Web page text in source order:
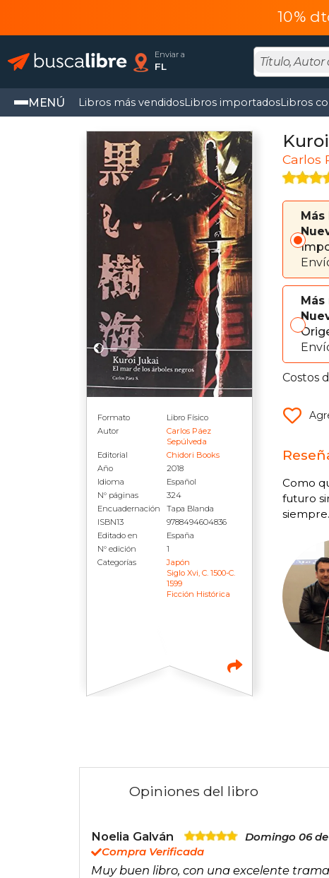
10%
Enviar a
FL
MENÚ Libros más vendidosLibros importadosLibros
Formato
Libro Físico
Autor
Carlos Páez
Sepúlveda
Editorial
Chidori Books
Año
2018
Idioma
Español
N° páginas
324
Encuadernación
Tapa Blanda
ISBN13
9788494604836
Editado en
España
N° edición
1
Categorías
Japón
Siglo Xvi, C. 1500-C.
1599
Ficción Histórica
Carlos
Más
Costos
Como
futuro
siempre.
Opiniones del libro
Noelia Galván
Domingo 06 de
Compra Verificada
Muy buen libro, con una excelente